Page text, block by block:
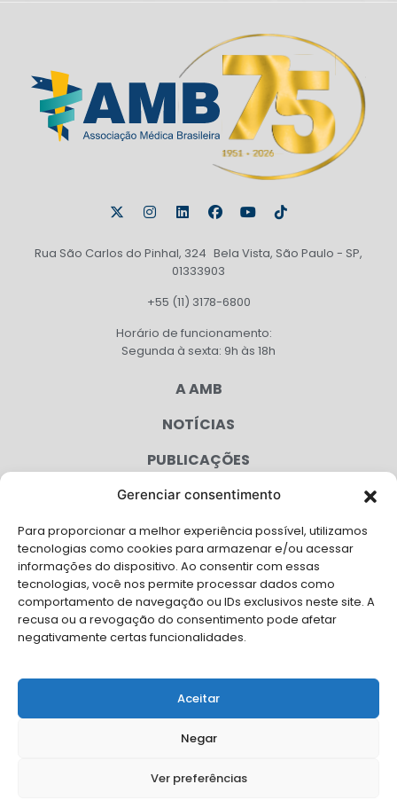
Gerenciar consentimento
Para proporcionar a melhor experiência possível, utilizamos
tecnologias como cookies para armazenar e/ou acessar
informações do dispositivo. Ao consentir com essas
tecnologias, você nos permite processar dados como
comportamento de navegação ou IDs exclusivos neste site. A
recusa ou a revogação do consentimento pode afetar
negativamente certas funcionalidades.
Aceitar
Negar
Ver preferências
Rua São Carlos do Pinhal, 324 Bela Vista, São Paulo - SP,
01333903
+55 (11) 3178-6800
Horário de funcionamento:
Segunda à sexta: 9h às 18h
A AMB
NOTÍCIAS
PUBLICAÇÕES
CONGRESSO
AGENDA
CAMPANHAS
SERVIÇOS
FILIADAS
FALE CONOSCO
Solicite Apoio Institucional da AMB para o seu evento